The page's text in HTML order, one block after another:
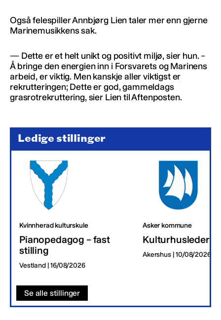
Også felespiller Annbjørg Lien taler mer enn gjerne
Marinemusikkens sak.
— Dette er et helt unikt og positivt miljø, sier hun. –
Å bringe den energien inn i Forsvarets og Marinens
arbeid, er viktig. Men kanskje aller viktigst er
rekrutteringen; Dette er god, gammeldags
grasrotrekruttering, sier Lien til Aftenposten.
Ledige stillinger
Kvinnherad kulturskule
Pianopedagog – fast
stilling
Vestland | 16/08/2026
Asker kommune
Kulturhusleder
Akershus | 10/08/2026
Se alle stillinger